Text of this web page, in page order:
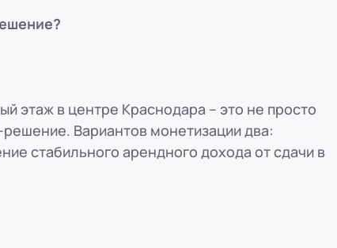
этаж в центре Краснодара – это не просто
Вариантов монетизации два:
стабильного арендного дохода от сдачи в